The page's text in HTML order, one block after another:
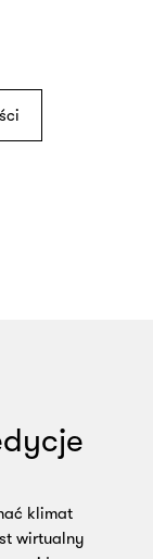
klimat
wirtualny